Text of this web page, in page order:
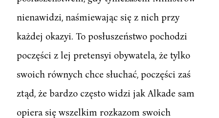
nienawidzi, naśmiewając się z nich przy
każdej okazyi. To posłuszeństwo pochodzi
poczęści z lej pretensyi obywatela, że tylko
swoich równych chce słuchać, poczęści zaś
ztąd, że bardzo często widzi jak Alkade sam
opiera się wszelkim rozkazom swoich